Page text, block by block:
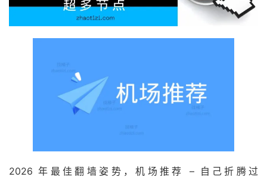
2026 年最佳翻墙姿势，机场推荐 – 自己折腾过